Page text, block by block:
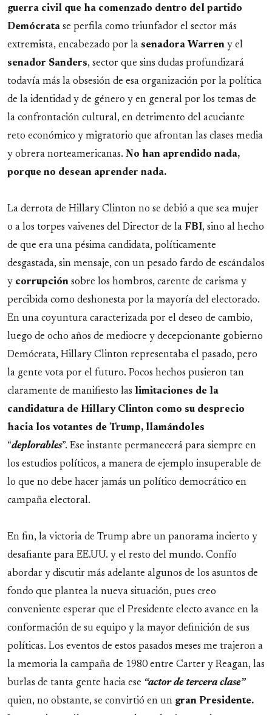
guerra civil que ha comenzado dentro del partido
Demócrata se perfila como triunfador el sector más
extremista, encabezado por la senadora Warren y el
senador Sanders, sector que sins dudas profundizará
todavía más la obsesión de esa organización por la política
de la identidad y de género y en general por los temas de
la confrontación cultural, en detrimento del acuciante
reto económico y migratorio que afrontan las clases media
y obrera norteamericanas. No han aprendido nada,
porque no desean aprender nada.
La derrota de Hillary Clinton no se debió a que sea mujer
o a los torpes vaivenes del Director de la FBI, sino al hecho
de que era una pésima candidata, políticamente
desgastada, sin mensaje, con un pesado fardo de escándalos
y corrupción sobre los hombros, carente de carisma y
percibida como deshonesta por la mayoría del electorado.
En una coyuntura caracterizada por el deseo de cambio,
luego de ocho años de mediocre y decepcionante gobierno
Demócrata, Hillary Clinton representaba el pasado, pero
la gente vota por el futuro. Pocos hechos pusieron tan
claramente de manifiesto las limitaciones de la
candidatura de Hillary Clinton como su desprecio
hacia los votantes de Trump, llamándoles
“deplorables”. Ese instante permanecerá para siempre en
los estudios políticos, a manera de ejemplo insuperable de
lo que no debe hacer jamás un político democrático en
campaña electoral.
En fin, la victoria de Trump abre un panorama incierto y
desafiante para EE.UU. y el resto del mundo. Confío
abordar y discutir más adelante algunos de los asuntos de
fondo que plantea la nueva situación, pues creo
conveniente esperar que el Presidente electo avance en la
conformación de su equipo y la mayor definición de sus
políticas. Los eventos de estos pasados meses me trajeron a
la memoria la campaña de 1980 entre Carter y Reagan, las
burlas de tanta gente hacia ese “actor de tercera clase”
quien, no obstante, se convirtió en un gran Presidente.